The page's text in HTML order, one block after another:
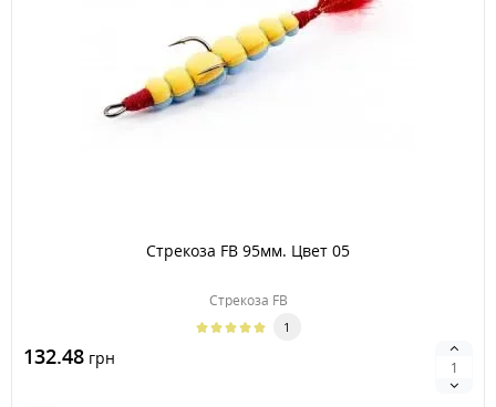
Стрекоза FB 95мм. Цвет 05
Стрекоза FB
1
132.48 грн